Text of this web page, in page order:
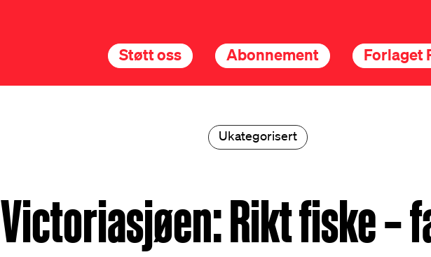
Støtt oss Abonnement Forlaget
Ukategorisert
Victoriasjøen: Rikt fiske –